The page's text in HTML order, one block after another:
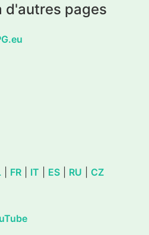
d'autres pages
FR IT ES RU CZ